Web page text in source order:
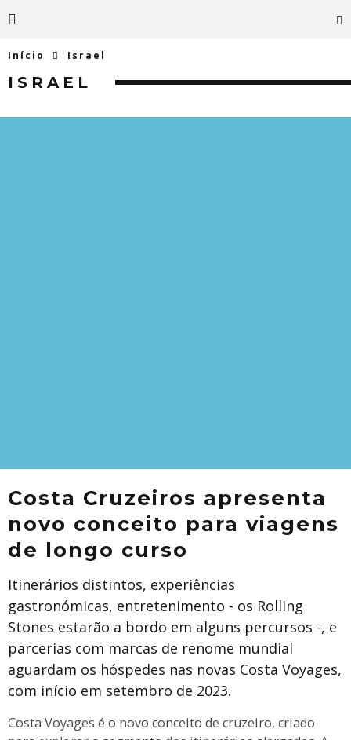
Início Israel
ISRAEL
Costa Cruzeiros apresenta
novo conceito para viagens
de longo curso
Itinerários distintos, experiências
gastronómicas, entretenimento - os Rolling
Stones estarão a bordo em alguns percursos -, e
parcerias com marcas de renome mundial
aguardam os hóspedes nas novas Costa Voyages,
com início em setembro de 2023.
Costa Voyages é o novo conceito de cruzeiro, criado